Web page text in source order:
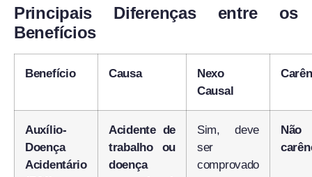
Principais Diferenças entre os
Benefícios
Benefício Causa
Nexo
Causal
Auxílio-
Doença
Acidentário
Acidente de
trabalho ou
doença
Sim, deve
ser
comprovado